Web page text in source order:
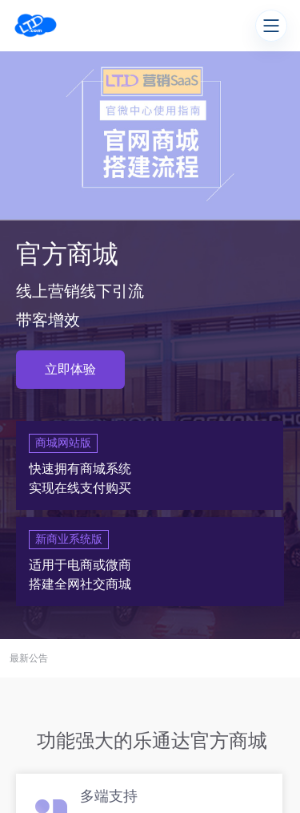
官方商城
线上营销线下引流
立即体验
商城网站版
快速拥有商城系统
实现在线支付购买
新商业系统版
适用于电商或微商
搭建全网社交商城
带客增效
最新公告
功能强大的乐通达官方商城
多端支持